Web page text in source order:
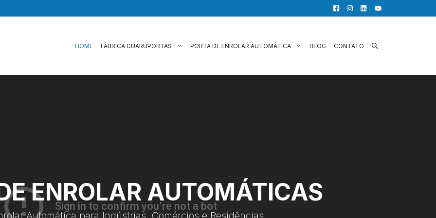
HOME FÁBRICA GUARUPORTAS PORTA DE ENROLAR AUTOMÁTICA BLOG CONTATO
ENROLAR AUTOMÁTICAS
Automática para Indústrias, Comércios e Residências.